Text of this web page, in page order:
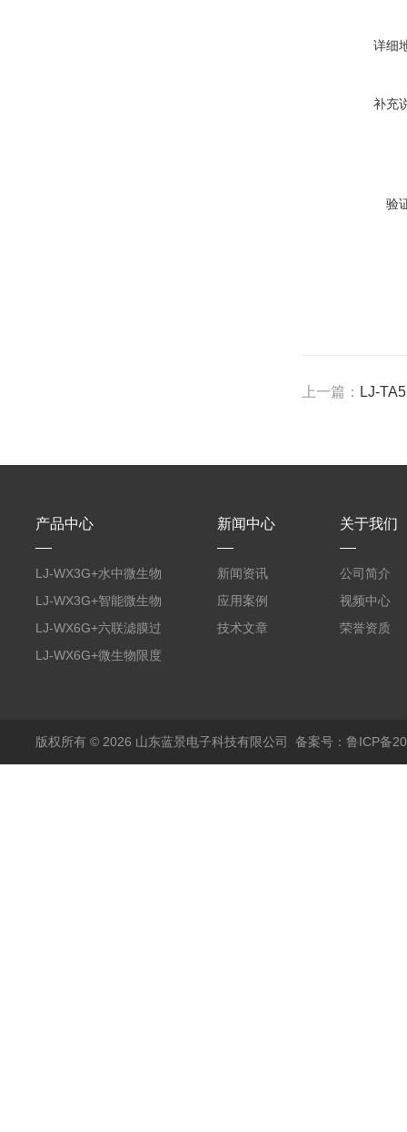
详细
补充
验
上一篇： LJ-
产品中心
LJ-WX3G+水中微生物
膜过滤装置
LJ-WX3G+智能微生物
限度仪
LJ-WX6G+六联滤膜过
滤器
LJ-WX6G+微生物限度
新闻中心
新闻资讯
应用案例
技术文章
关于我们
公司简介
视频中心
荣誉资质
版权所有 © 2026 山东蓝景电子科技有限公司 备案号：鲁ICP备